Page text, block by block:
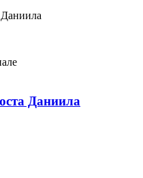
Даниила